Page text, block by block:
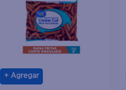
Agregar